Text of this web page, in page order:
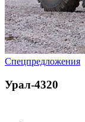
Спецпредложения
Урал-4320